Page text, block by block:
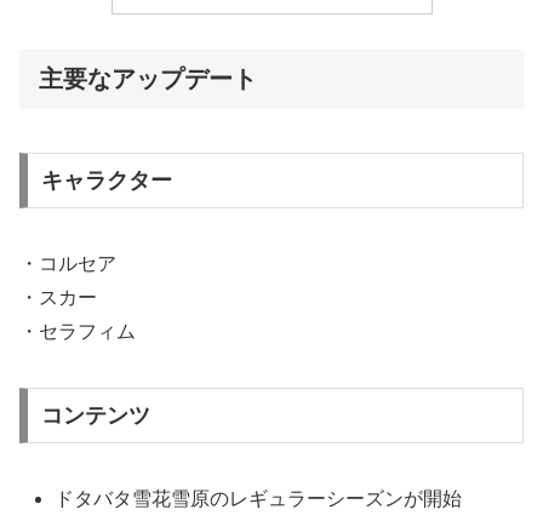
主要なアップデート
キャラクター
・コルセア
・スカー
・セラフィム
コンテンツ
ドタバタ雪花雪原のレギュラーシーズンが開始